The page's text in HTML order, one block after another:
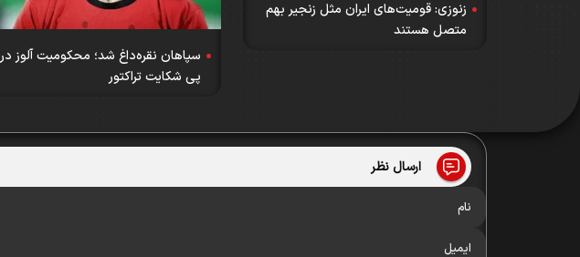
زنوزی: قومیت‌های ایران مثل زنجیر بهم
متصل هستند
سپاهان نقره‌داغ شد؛ محکومیت آلوز در
پی شکایت تراکتور
ارسال نظر